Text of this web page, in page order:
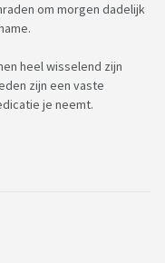
om morgen dadelijk
heel wisselend zijn
zijn een vaste
je neemt.